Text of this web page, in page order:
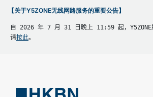
【关于Y5ZONE无线网路服务的重要公告】
自 2026 年 7 月 31 日晚上 11:59 起，Y5ZONE
请按此。